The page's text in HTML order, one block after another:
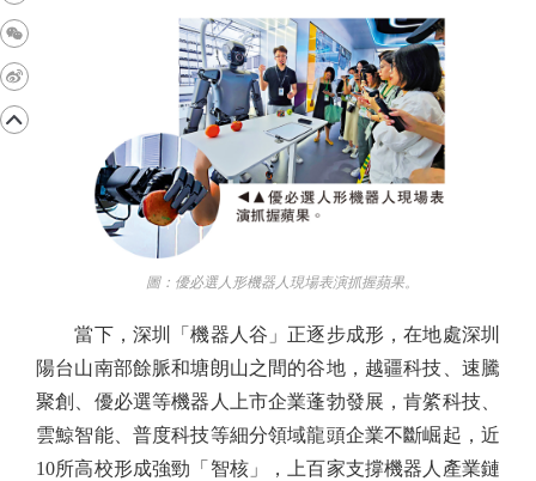
圖：優必選人形機器人現場表演抓握蘋果。
當下，深圳「機器人谷」正逐步成形，在地處深圳
陽台山南部餘脈和塘朗山之間的谷地，越疆科技、速騰
聚創、優必選等機器人上市企業蓬勃發展，肯綮科技、
雲鯨智能、普度科技等細分領域龍頭企業不斷崛起，近
10所高校形成強勁「智核」，上百家支撐機器人產業鏈